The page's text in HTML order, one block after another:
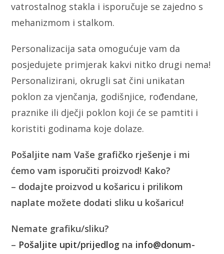
vatrostalnog stakla i isporučuje se zajedno s
mehanizmom i stalkom.
Personalizacija sata omogućuje vam da
posjedujete primjerak kakvi nitko drugi nema!
Personalizirani, okrugli sat čini unikatan
poklon za vjenčanja, godišnjice, rođendane,
praznike ili dječji poklon koji će se pamtiti i
koristiti godinama koje dolaze.
Pošaljite nam Vaše grafičko rješenje i mi
ćemo vam isporučiti proizvod! Kako?
– dodajte proizvod u košaricu i prilikom
naplate možete dodati sliku u košaricu!
Nemate grafiku/sliku?
– Pošaljite upit/prijedlog na info@donum-